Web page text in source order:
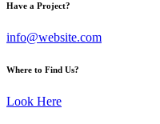
Have a Project?
info@website.com
Where to Find Us?
Look Here